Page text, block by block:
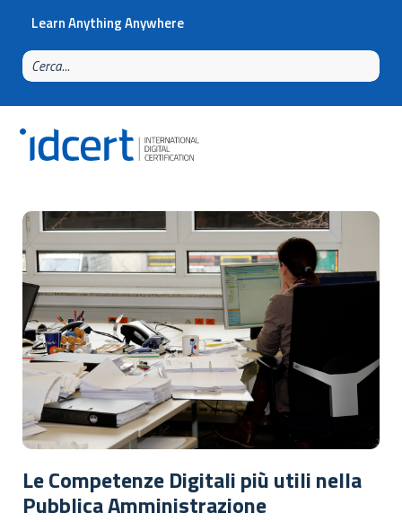
Learn Anything Anywhere
Le Competenze Digitali più utili nella
Pubblica Amministrazione